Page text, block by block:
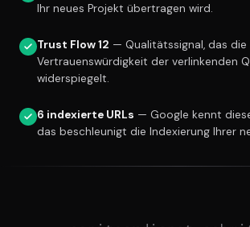
Ihr neues Projekt übertragen wird.
Trust Flow 12 — Qualitätssignal, das die
Vertrauenswürdigkeit der verlinkenden
widerspiegelt.
6 indexierte URLs — Google kennt
das beschleunigt die Indexierung Ihrer